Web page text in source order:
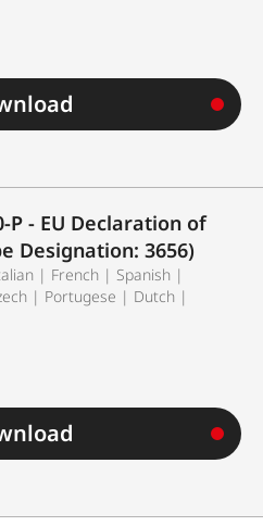
P - EU Declaration of
Designation: 3656)
| French | Spanish |
| Portugese | Dutch |